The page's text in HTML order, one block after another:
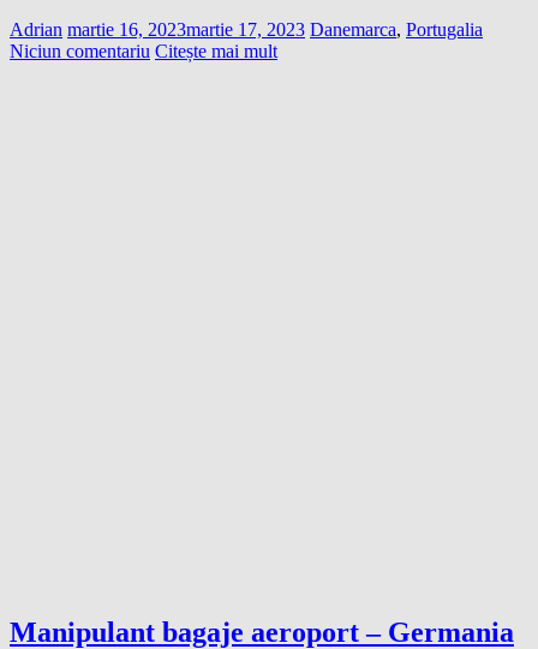
Adrian martie 16, 2023martie 17, 2023 Danemarca, Portugalia
Niciun comentariu Citește mai mult
Manipulant bagaje aeroport – Germania